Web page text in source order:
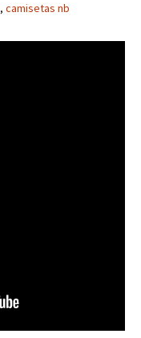
, camisetas nb